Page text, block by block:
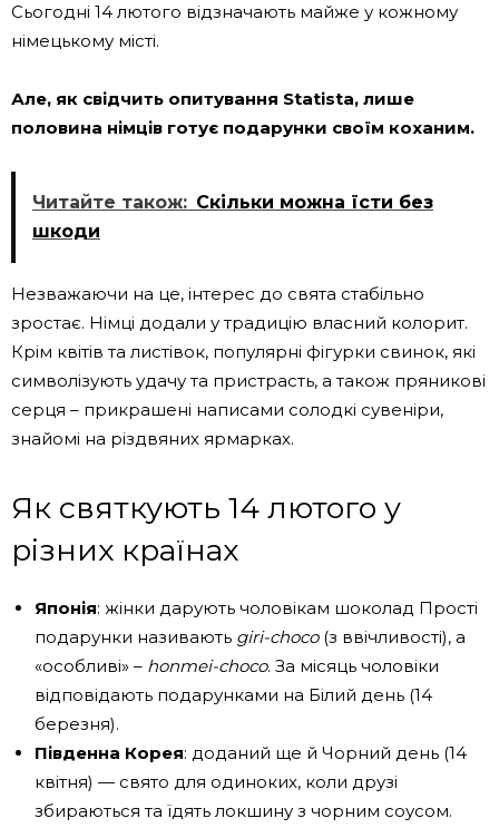
Сьогодні 14 лютого відзначають майже у кожному
німецькому місті.
Але, як свідчить опитування Statista, лише
половина німців готує подарунки своїм коханим.
Читайте також: Cкільки можна їсти без
шкоди
Незважаючи на це, інтерес до свята стабільно
зростає. Німці додали у традицію власний колорит.
Крім квітів та листівок, популярні фігурки свинок, які
символізують удачу та пристрасть, а також пряникові
серця – прикрашені написами солодкі сувеніри,
знайомі на різдвяних ярмарках.
Як святкують 14 лютого у
різних країнах
Японія: жінки дарують чоловікам шоколад Прості
подарунки називають giri-choco(з ввічливості), а
«особливі» – honmei-choco. За місяць чоловіки
відповідають подарунками на Білий день (14
березня).
Південна Корея: доданий ще й Чорний день (14
квітня) — свято для одиноких, коли друзі
збираються та їдять локшину з чорним соусом.